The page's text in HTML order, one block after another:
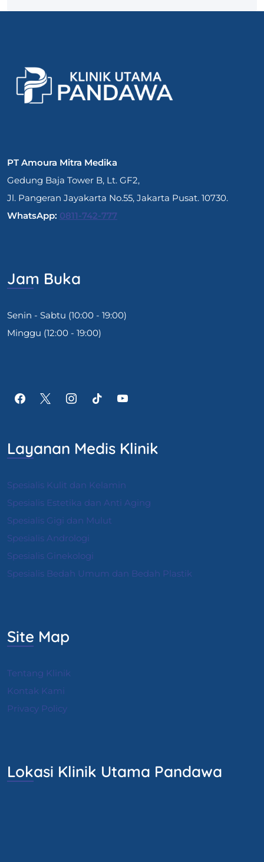
PT Amoura Mitra Medika
Gedung Baja Tower B, Lt. GF2,
Jl. Pangeran Jayakarta No.55, Jakarta Pusat. 10730.
WhatsApp: 0811-742-777
Jam Buka
Senin - Sabtu (10:00 - 19:00)
Minggu (12:00 - 19:00)
Layanan Medis Klinik
Spesialis Kulit dan Kelamin
Spesialis Estetika dan Anti Aging
Spesialis Gigi dan Mulut
Spesialis Andrologi
Spesialis Ginekologi
Spesialis Bedah Umum dan Bedah Plastik
Site Map
Tentang Klinik
Kontak Kami
Privacy Policy
Lokasi Klinik Utama Pandawa